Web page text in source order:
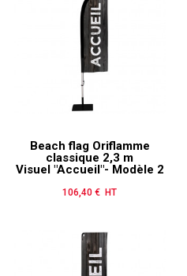
Beach flag Oriflamme
classique 2,3 m
Visuel "Accueil"- Modèle 2
Prix
106,40 € HT